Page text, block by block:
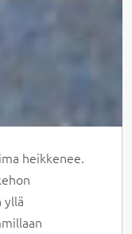
heikkenee.
yllä